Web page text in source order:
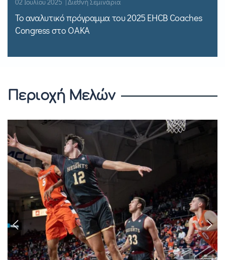
Το αναλυτικό πρόγραμμα του 2025 EHCB Coaches
Congress στο ΟΑΚΑ
Περιοχή Μελών